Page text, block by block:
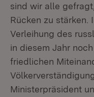
sind wir alle
Rücken zu stärken.
Verleihung des
in diesem Jahr
friedlichen
Ministerpräsident